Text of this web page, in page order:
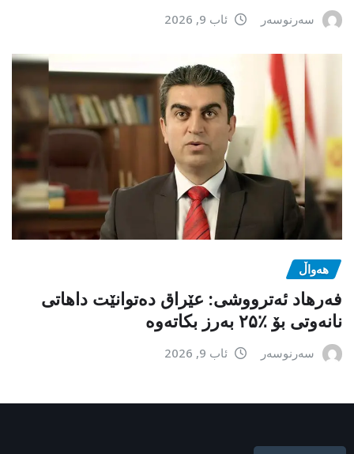
سەرنوسەر ئاب 9, 2026
هەواڵ
فەرهاد ئەترووشی: عێراق دەتوانێت داهاتی
نانەوتی بۆ ٪۲۵ بەرز بکاتەوە
سەرنوسەر ئاب 9, 2026